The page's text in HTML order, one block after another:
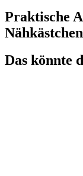
Praktische
Nähkästchen
Das könnte